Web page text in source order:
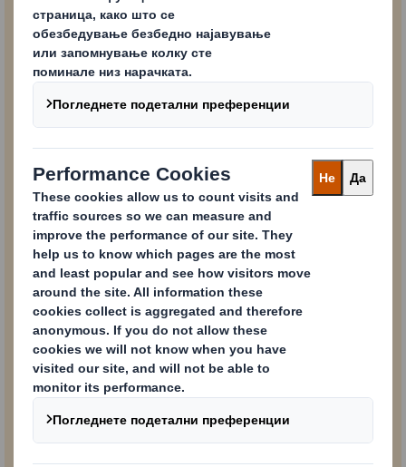
За да ја видите оваа содржина, мора да се пријавите за колачиња
за „перформанси“.
Преземете го
извештајот
PDF